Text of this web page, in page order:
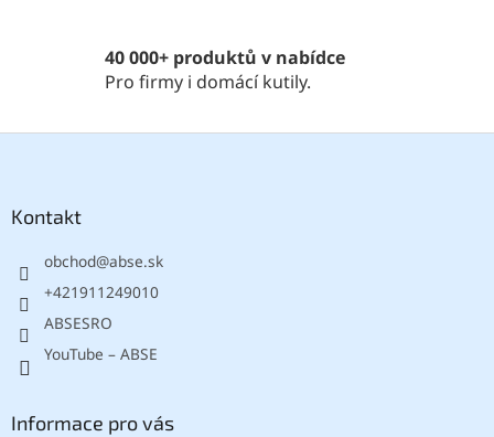
40 000+ produktů v nabídce
Pro firmy i domácí kutily.
Kontakt
obchod@abse.sk
+421911249010
ABSESRO
YouTube – ABSE
Informace pro vás